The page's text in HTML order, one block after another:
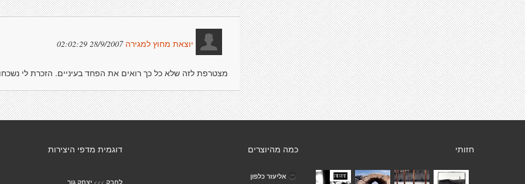
יוצאת מחוץ למגירה 28/9/2007 02:02:29
מצטרפת לזה שלא כל כך רואים את הפחד בעיניים. הזכרת לי
דוגמית מדפי היצירות
לחבק >>> יצחק גור
כמה מהיוצרים
אליעזר כלפון
חזותי